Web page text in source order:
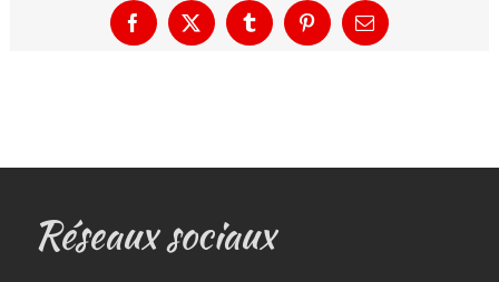
Facebook
X TumblrPinterestEmail
Réseaux sociaux